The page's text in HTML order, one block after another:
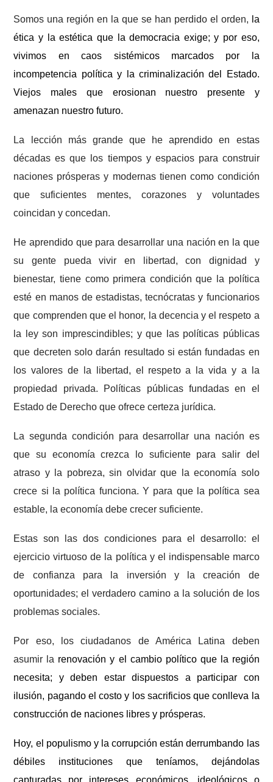
Somos una región en la que se han perdido el orden, la
ética y la estética que la democracia exige; y por eso,
vivimos encaos sistémicos marcados por la
incompetencia política y la criminalización del Estado.
Viejos males que erosionan nuestro presente y
amenazan nuestro futuro.
La lección más grande que he aprendido en estas
décadas es que los tiempos y espacios para construir
naciones prósperas y modernas tienen como condición
que suficientes mentes, corazones y voluntades
coincidan y concedan.
He aprendido que para desarrollar una nación en la que
su gente pueda vivir en libertad, con dignidad y
bienestar, tiene como primera condición que la política
esté en manos de estadistas, tecnócratas y funcionarios
que comprenden que el honor, la decencia y el respeto a
la ley son imprescindibles; y que las políticas públicas
que decreten solo darán resultado si están fundadas en
los valores de la libertad, el respeto a la vida y a la
propiedad privada. Políticas públicas fundadas en el
Estado de Derecho que ofrece certeza jurídica.
La segunda condición para desarrollar una nación es
que su economía crezca lo suficiente para salir del
atraso y la pobreza, sin olvidar que la economía solo
crece si la política funciona. Y para que la política sea
estable, la economía debe crecer suficiente.
Estas son las dos condiciones para el desarrollo: el
ejercicio virtuoso de la política y el indispensable marco
de confianza para la inversión y la creación de
oportunidades; el verdadero camino a la solución de los
problemas sociales.
Por eso, los ciudadanos de América Latina deben
asumir la renovación y el cambio político que la región
necesita; y deben estar dispuestos a participar con
ilusión, pagando el costo y los sacrificios que conlleva la
construcción de naciones libres y prósperas.
Hoy, el populismo y la corrupción están derrumbando las
débiles instituciones que teníamos, dejándolas